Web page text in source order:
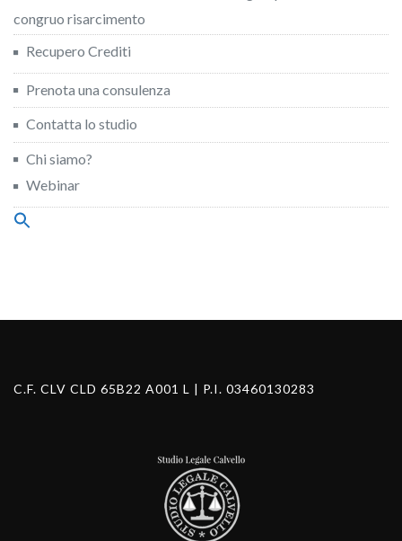
congruo risarcimento
Recupero Crediti
Prenota una consulenza
Contatta lo studio
Chi siamo?
Webinar
Search
C.F. CLV CLD 65B22 A001 L | P.I. 03460130283